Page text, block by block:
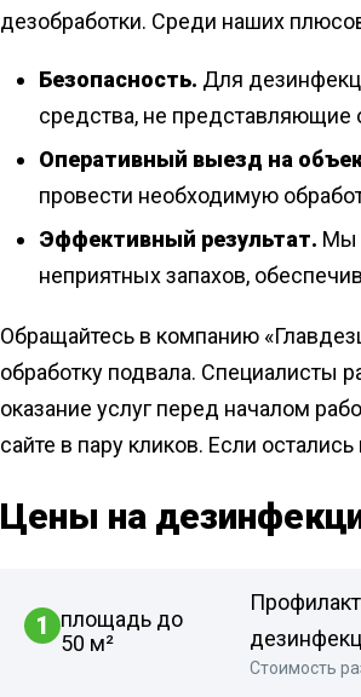
дезобработки. Среди наших
Безопасность. Для
средства, не
Оперативный выезд на
провести необходимую
Эффективный результат. Мы
неприятных запахов,
Обращайтесь в компанию
обработку подвала. Специалисты
оказание услуг перед началом
сайте в пару кликов. Если
Цены на
1
площадь до
50 м²
Стоимость